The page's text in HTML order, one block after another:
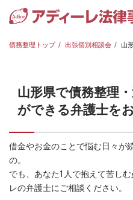
務
の
料
相
債務整理トップ 出張個別相談会 山
山形県で債務整理
ができる弁護士を
借金やお金のことで悩む日々が
の。
でも、あなた1人で抱えて苦し
レの弁護士にご相談ください。